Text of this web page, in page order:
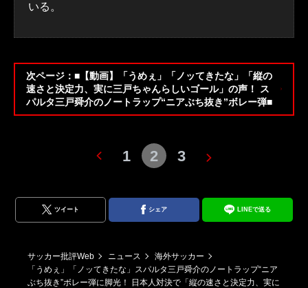
いる。
次ページ：■【動画】「うめぇ」「ノッてきたな」「縦の
速さと決定力、実に三戸ちゃんらしいゴール」の声！ ス
パルタ三戸舜介のノートラップ“ニアぶち抜き”ボレー弾■
1 2 3
ツイート シェア LINEで送る
サッカー批評Web ニュース
海外サッカー
「うめぇ」「ノッてきたな」スパルタ三戸舜介のノートラップ“ニア
ぶち抜き”ボレー弾に脚光！ 日本人対決で「縦の速さと決定力、実に